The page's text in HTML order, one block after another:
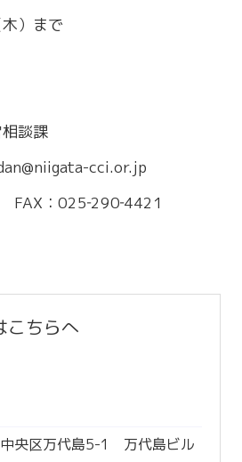
）まで
談課
cci.or.jp
FAX：025‐290‐4421
こちらへ
央区万代島5-1 万代島ビル